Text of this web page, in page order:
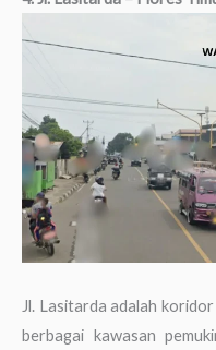
Jl. Lasitarda adalah
berbagai kawasan